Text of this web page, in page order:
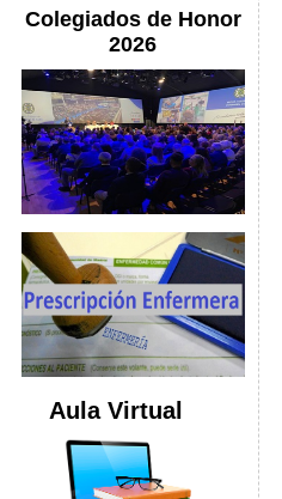
Colegiados de Honor
2026
Aula Virtual